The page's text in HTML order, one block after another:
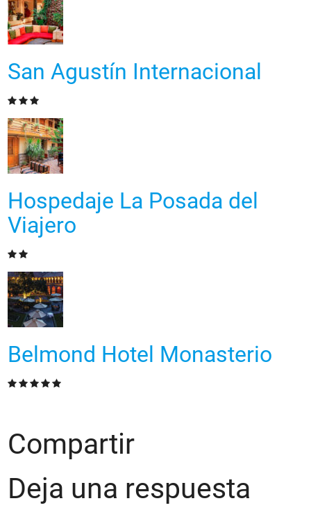
San Agustín Internacional
Hospedaje La Posada del
Viajero
Belmond Hotel Monasterio
Compartir
Deja una respuesta